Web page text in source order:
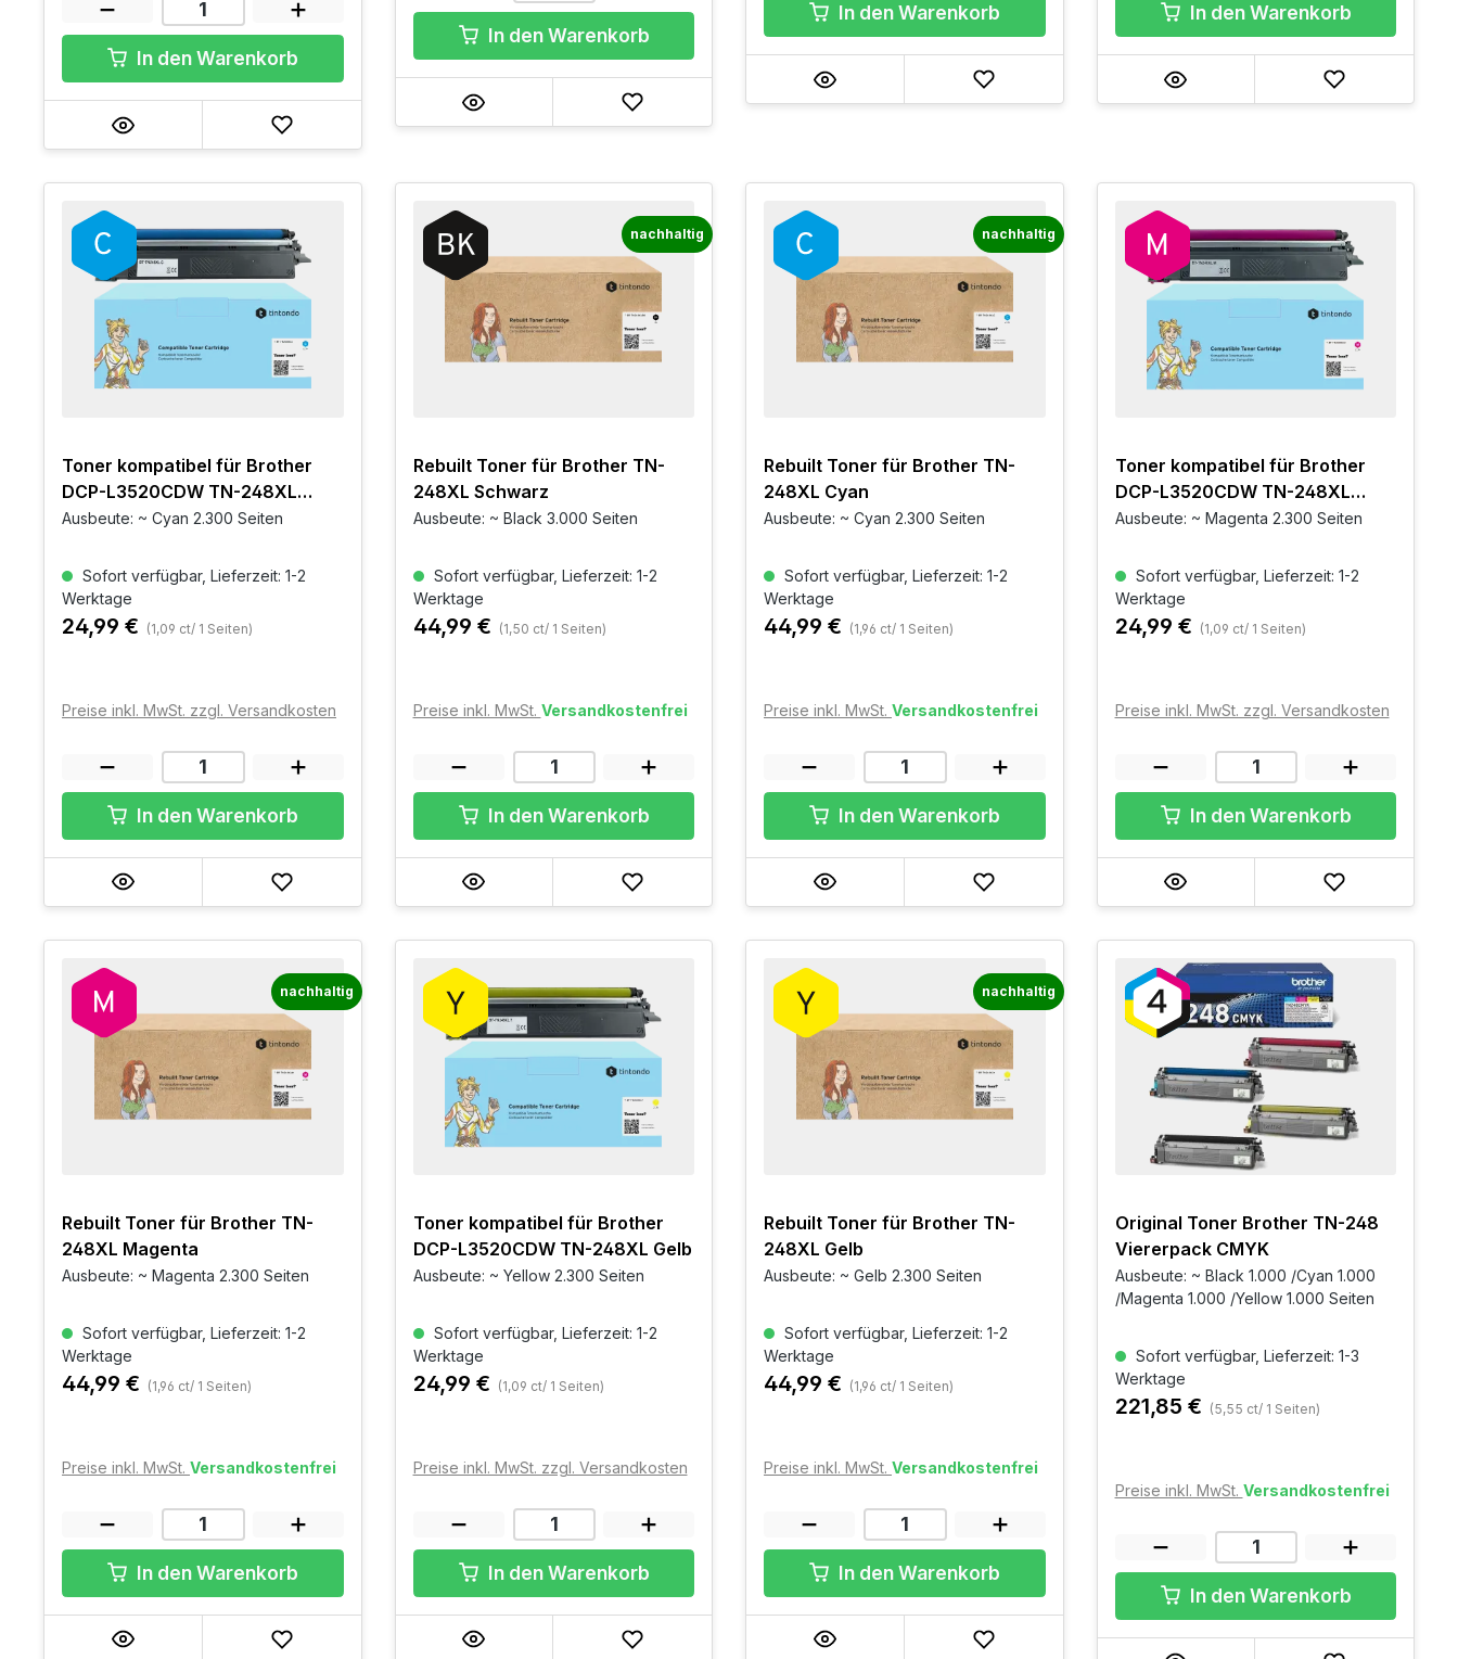
In den Warenkorb
In den Warenkorb
In den Warenkorb In den Warenkorb
Toner kompatibel für Brother
DCP-L3520CDW TN-248XL
Cyan
Ausbeute: ~ Cyan 2.300 Seiten
Sofort verfügbar, Lieferzeit: 1-2
Werktage
24,99 € (1,09 ct/ 1 Seiten)
Preise inkl. MwSt. zzgl. Versandkosten
In den Warenkorb
nachhaltig
Rebuilt Toner für Brother TN-
248XL Schwarz
Ausbeute: ~ Black 3.000 Seiten
Sofort verfügbar, Lieferzeit: 1-2
Werktage
44,99 € (1,50 ct/ 1 Seiten)
Preise inkl. MwSt. Versandkostenfrei
In den Warenkorb
nachhaltig
Rebuilt Toner für Brother TN-
248XL Cyan
Ausbeute: ~ Cyan 2.300 Seiten
Sofort verfügbar, Lieferzeit: 1-2
Werktage
44,99 € (1,96 ct/ 1 Seiten)
Preise inkl. MwSt. Versandkostenfrei
In den Warenkorb
Toner kompatibel für Brother
DCP-L3520CDW TN-248XL
Magenta
Ausbeute: ~ Magenta 2.300 Seiten
Sofort verfügbar, Lieferzeit: 1-2
Werktage
24,99 € (1,09 ct/ 1 Seiten)
Preise inkl. MwSt. zzgl. Versandkosten
In den Warenkorb
nachhaltig
Rebuilt Toner für Brother TN-
248XL Magenta
Ausbeute: ~ Magenta 2.300 Seiten
Sofort verfügbar, Lieferzeit: 1-2
Werktage
44,99 € (1,96 ct/ 1 Seiten)
Preise inkl. MwSt. Versandkostenfrei
In den Warenkorb
Toner kompatibel für Brother
DCP-L3520CDW TN-248XL Gelb
Ausbeute: ~ Yellow 2.300 Seiten
Sofort verfügbar, Lieferzeit: 1-2
Werktage
24,99 € (1,09 ct/ 1 Seiten)
Preise inkl. MwSt. zzgl. Versandkosten
In den Warenkorb
nachhaltig
Rebuilt Toner für Brother TN-
248XL Gelb
Ausbeute: ~ Gelb 2.300 Seiten
Sofort verfügbar, Lieferzeit: 1-2
Werktage
44,99 € (1,96 ct/ 1 Seiten)
Preise inkl. MwSt. Versandkostenfrei
In den Warenkorb
Original Toner Brother TN-248
Viererpack CMYK
Ausbeute: ~ Black 1.000 /Cyan 1.000
/Magenta 1.000 /Yellow 1.000 Seiten
Sofort verfügbar, Lieferzeit: 1-3
Werktage
221,85 € (5,55 ct/ 1 Seiten)
Preise inkl. MwSt. Versandkostenfrei
In den Warenkorb